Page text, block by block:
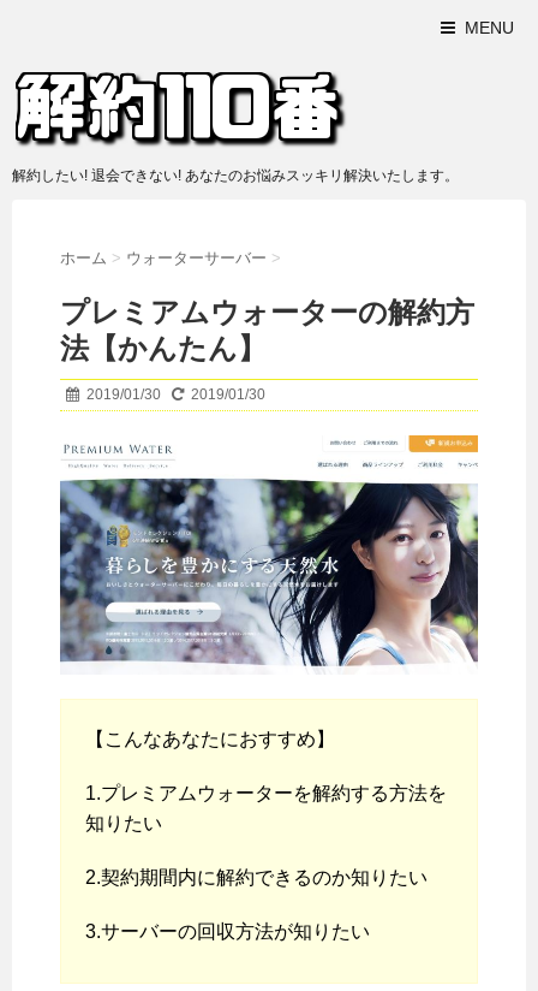
MENU
解約したい! 退会できない! あなたのお悩みスッキリ解決いたします。
ホーム > ウォーターサーバー >
プレミアムウォーターの解約方
法【かんたん】
2019/01/30 2019/01/30
【こんなあなたにおすすめ】
1.プレミアムウォーターを解約する方法を
知りたい
2.契約期間内に解約できるのか知りたい
3.サーバーの回収方法が知りたい